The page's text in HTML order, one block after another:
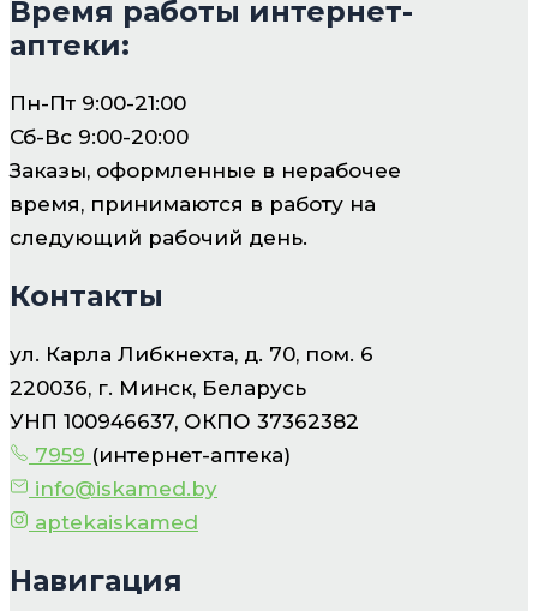
Время работы интернет-
аптеки:
Пн-Пт 9:00-21:00
Сб-Вс 9:00-20:00
Заказы, оформленные в нерабочее
время, принимаются в работу на
следующий рабочий день.
Контакты
ул. Карла Либкнехта, д. 70, пом. 6
220036, г. Минск, Беларусь
УНП 100946637, ОКПО 37362382
7959 (интернет-аптека)
info@iskamed.by
aptekaiskamed
Навигация